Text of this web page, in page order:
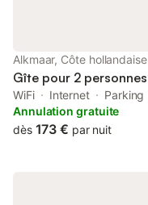
Alkmaar, Côte hollandaise
Gîte pour 2 personnes
WiFi Internet
Parking
Annulation gratuite
dès 173 € par nuit